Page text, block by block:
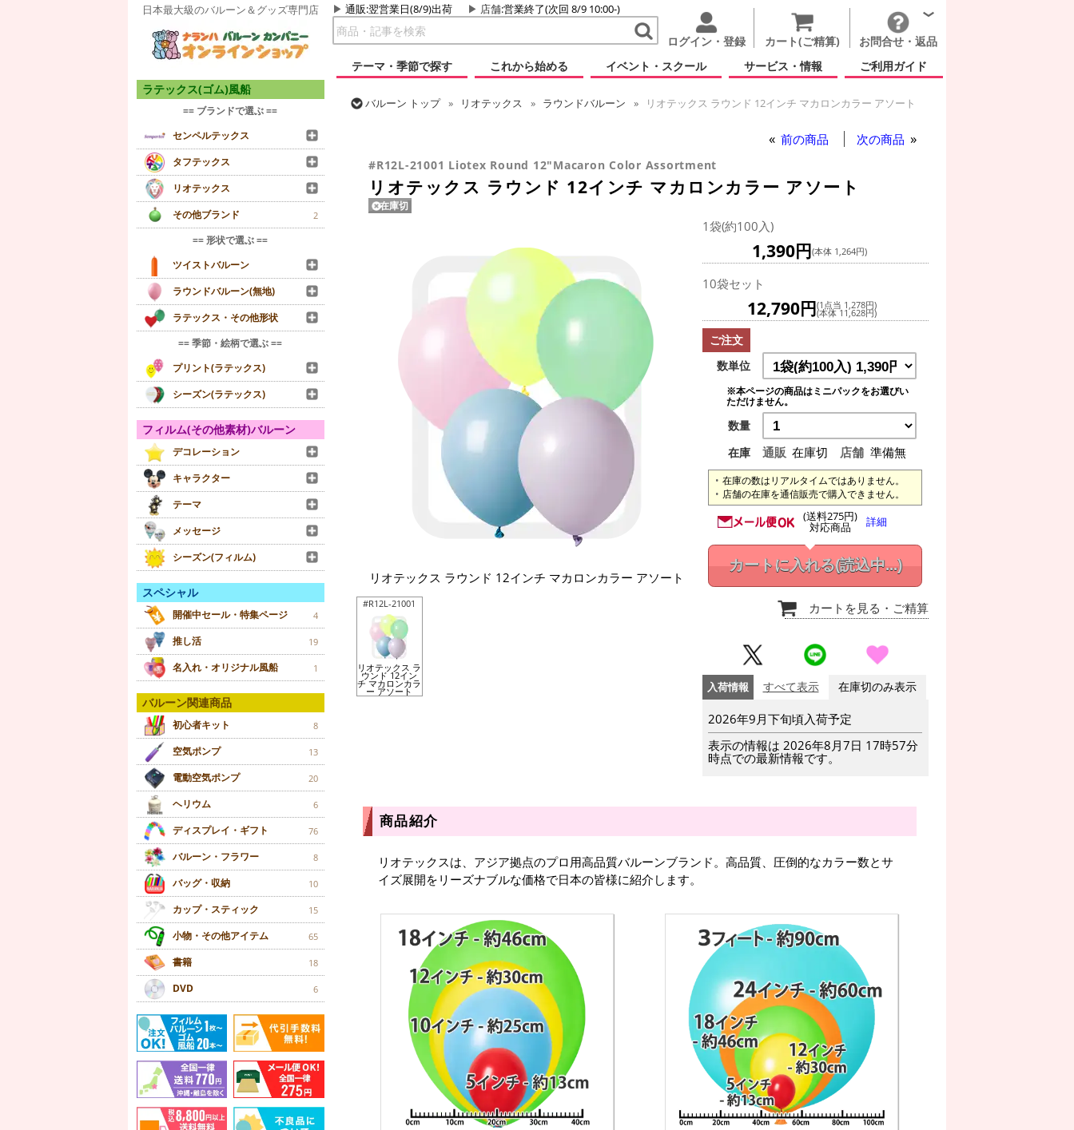
日本最大級のバルーン＆グッズ専門店 通販:翌営業日(8/9)出荷 店舗:営業終了(次回 8/9 10:00-)
ログイン・登録 カート(ご精算)
お問合せ・返品
テーマ・季節で探す
これから始める イベント・スクール サービス・情報 ご利用ガイド
ラテックス(ゴム)風船
== ブランドで選ぶ ==
センペルテックス
タフテックス
リオテックス
その他ブランド
2
== 形状で選ぶ ==
ツイストバルーン
ラウンドバルーン(無地)
ラテックス・その他形状
== 季節・絵柄で選ぶ ==
プリント(ラテックス)
シーズン(ラテックス)
フィルム(その他素材)バルーン
デコレーション
キャラクター
テーマ
メッセージ
シーズン(フィルム)
スペシャル
開催中セール・特集ページ 4
推し活 19
名入れ・オリジナル風船 1
バルーン関連商品
初心者キット 8
空気ポンプ 13
電動空気ポンプ 20
ヘリウム 6
ディスプレイ・ギフト 76
バルーン・フラワー 8
バッグ・収納 10
カップ・スティック 15
小物・その他アイテム 65
書籍 18
DVD 6
バルーン トップ リオテックス ラウンドバルーン
リオテックス ラウンド 12インチ マカロンカラー アソート
前の商品 次の商品
#R12L-21001 Liotex Round 12"Macaron Color Assortment
リオテックス ラウンド 12インチ マカロンカラー アソート
在庫切
リオテックス ラウンド 12インチ マカロンカラー アソート
#R12L-21001
リオテックス ラ
ウンド 12イン
チ マカロンカラ
ー アソート
1袋(約100入)
1,390円(本体 1,264円)
10袋セット
12,790円(1点当 1,278円)
(本体 11,628円)
ご注文
数単位
※本ページの商品はミニパックをお選びい
ただけません。
数量
在庫
通販 在庫切 店舗 準備無
在庫の数はリアルタイムではありません。
店舗の在庫を通信販売で購入できません。
(送料275円)
対応商品 詳細
カートに入れる(読込中...)
カートを見る ・ご精算
入荷情報 すべて表示 在庫切のみ表示
2026年9月下旬頃入荷予定
表示の情報は 2026年8月7日 17時57分
時点での最新情報です。
商品紹介
リオテックスは、アジア拠点のプロ用高品質バルーンブランド。高品質、圧倒的なカラー数とサ
イズ展開をリーズナブルな価格で日本の皆様に紹介します。